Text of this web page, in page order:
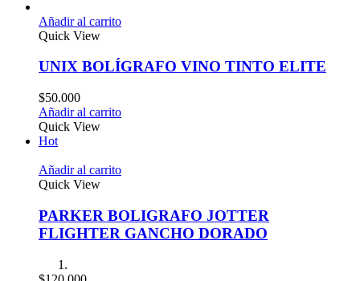
Añadir al carrito
Quick View
UNIX BOLÍGRAFO VINO TINTO ELITE
$50.000
Añadir al carrito
Quick View
Hot
Añadir al carrito
Quick View
PARKER BOLIGRAFO JOTTER
FLIGHTER GANCHO DORADO